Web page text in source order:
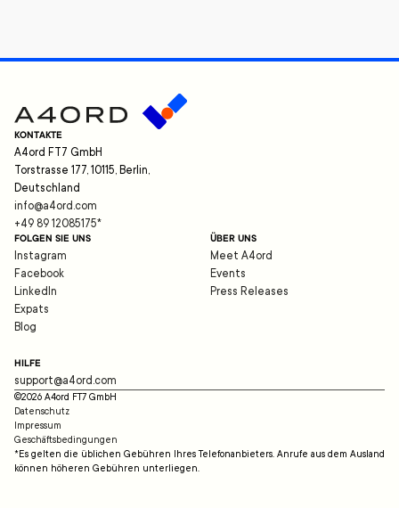
KONTAKTE
A4ord FT7 GmbH
Torstrasse 177, 10115, Berlin,
Deutschland
info@a4ord.com
+49 89 12085175*
FOLGEN SIE UNS
Instagram
Facebook
LinkedIn
Expats
Blog
ÜBER UNS
Meet A4ord
Events
Press Releases
HILFE
support@a4ord.com
©2026 A4ord FT7 GmbH
Datenschutz
Impressum
Geschäftsbedingungen
*Es gelten die üblichen Gebühren Ihres Telefonanbieters. Anrufe aus dem Ausland
können höheren Gebühren unterliegen.